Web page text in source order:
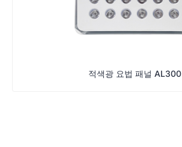
적색광 요법 패널 AL300